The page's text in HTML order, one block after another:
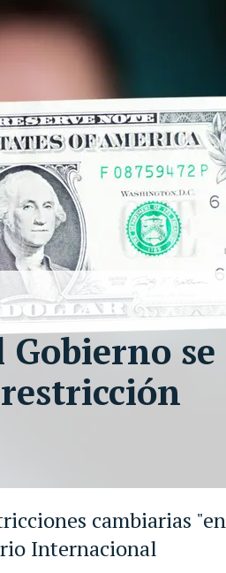
cambiarias
Internacional
se